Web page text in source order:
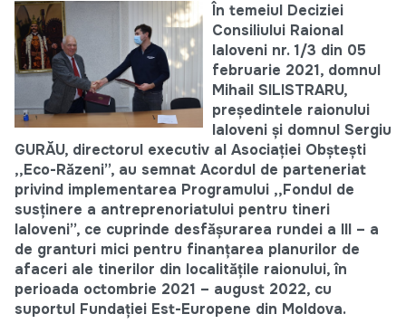
În temeiul Deciziei
Consiliului Raional
Ialoveni nr. 1/3 din 05
februarie 2021, domnul
Mihail SILISTRARU,
președintele raionului
Ialoveni și domnul Sergiu
GURĂU, directorul executiv al Asociației Obștești
,,Eco-Răzeni”, au semnat Acordul de parteneriat
privind implementarea Programului ,,Fondul de
susținere a antreprenoriatului pentru tineri
Ialoveni”, ce cuprinde desfășurarea rundei a III – a
de granturi mici pentru finanțarea planurilor de
afaceri ale tinerilor din localitățile raionului, în
perioada octombrie 2021 – august 2022, cu
suportul Fundației Est-Europene din Moldova.